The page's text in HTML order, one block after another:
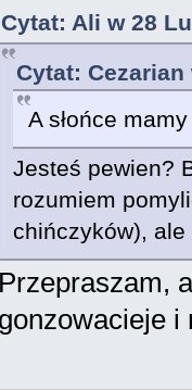
Cytat: Ali w 28
Cytat: Cezarian
A słońce
Jesteś pewien?
rozumiem
chińczyków),
Przepraszam,
gonzowacieje i